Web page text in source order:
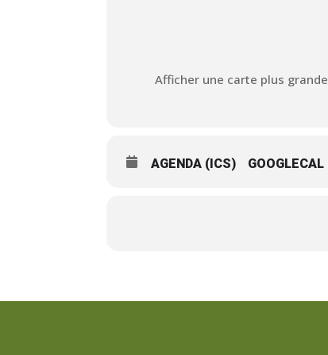
Afficher une carte plus grande
AGENDA (ICS) GOOGLECAL